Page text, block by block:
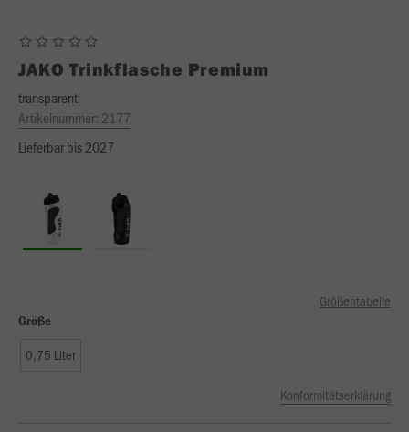
JAKO Trinkflasche Premium
transparent
Artikelnummer: 2177
Lieferbar bis 2027
Größentabelle
Größe
0,75 Liter
Konformitätserklärung